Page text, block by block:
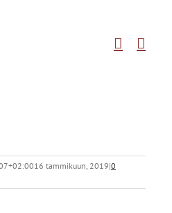
16 tammikuun, 2019|0